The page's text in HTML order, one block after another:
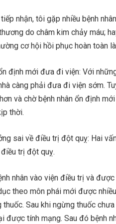
tiếp nhận, tôi gặp nhiều bệnh
do châm kim chảy máu;
cơ hội hồi phục hoàn toàn
định mới đưa đi viện: Với
càng phải đưa đi viện sớm.
và chờ bệnh nhân ổn định
thời.
sai về điều trị đột quỵ: Hai
trị đột quỵ.
nhân vào viện điều trị và
theo môn phái mới được
thuốc. Sau khi ngừng thuốc
được tính mạng. Sau đó bệnh